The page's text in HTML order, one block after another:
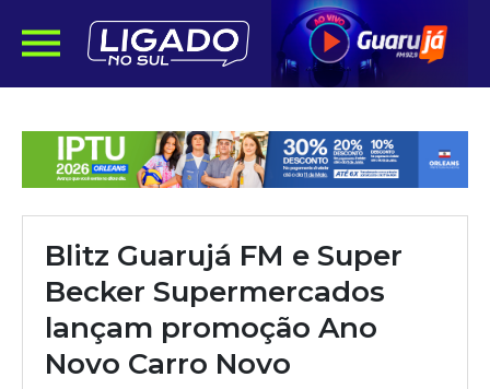
Blitz Guarujá FM e Super
Becker Supermercados
lançam promoção Ano
Novo Carro Novo